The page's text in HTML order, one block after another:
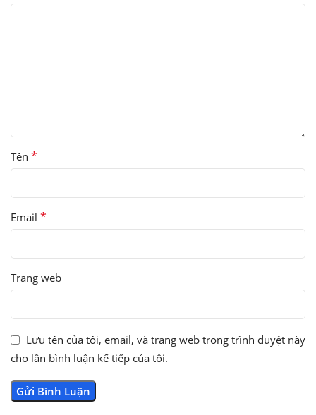
Tên *
Email *
Trang web
Lưu tên của tôi, email, và trang web trong trình duyệt này
cho lần bình luận kế tiếp của tôi.